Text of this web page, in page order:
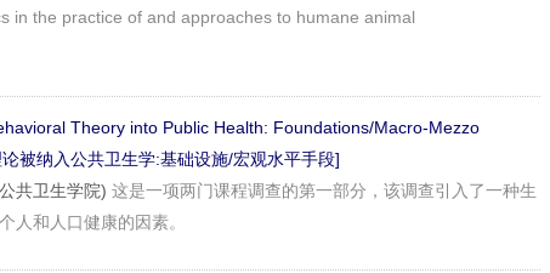
in the practice of and approaches to humane animal
Theory into Public Health: Foundations/Macro-Mezzo
被纳入公共卫生学:基础设施/宏观水平手段]
共卫生学院) 这是一项两门课程调查的第一部分，该调查引入了一种生
人和人口健康的因素。